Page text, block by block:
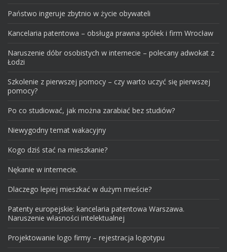
Państwo ingeruje zbytnio w życie obywateli
Kancelaria patentowa – obsługa prawna spółek i firm Wrocław
Naruszenie dóbr osobistych w internecie – polecany adwokat z
Łodzi
Szkolenie z pierwszej pomocy – czy warto uczyć się pierwszej
pomocy?
Po co studiować, jak można zarabiać bez studiów?
Niewygodny temat wakacyjny
Kogo dziś stać na mieszkanie?
Nękanie w internecie.
Dlaczego lepiej mieszkać w dużym mieście?
Patenty europejskie: kancelaria patentowa Warszawa.
Naruszenie własności intelektualnej
Projektowanie logo firmy – rejestracja logotypu